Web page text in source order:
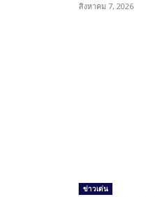
สิงหาคม 7, 2026
ข่าวเด่น